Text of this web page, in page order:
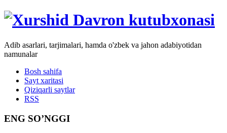
Adib asarlari, tarjimalari, hamda o'zbek va jahon adabiyotidan
namunalar
Bosh sahifa
Sayt xaritasi
Qiziqarli saytlar
RSS
ENG SO’NGGI